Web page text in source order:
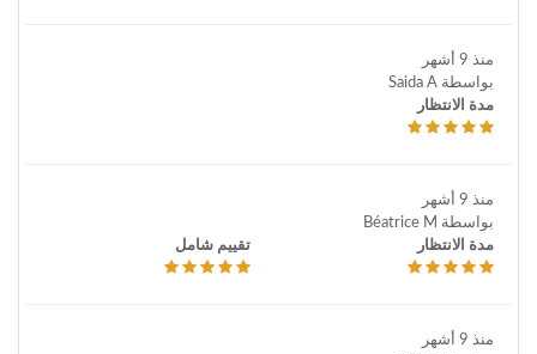
منذ 9 أشهر
بواسطة Saida A
مدة الانتظار
منذ 9 أشهر
بواسطة Béatrice M
مدة الانتظار
تقييم شامل
منذ 9 أشهر